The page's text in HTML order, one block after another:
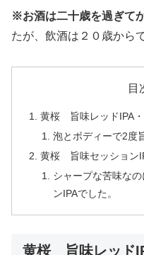
※お酒は二十歳を過ぎてか
たが、飲酒は２０歳から
目
黄桜 旨味レッドIPA・
泡とボディーで2度
黄桜 旨味セッション
シャープな苦味な
ンIPAでした。
黄桜 旨味レッド